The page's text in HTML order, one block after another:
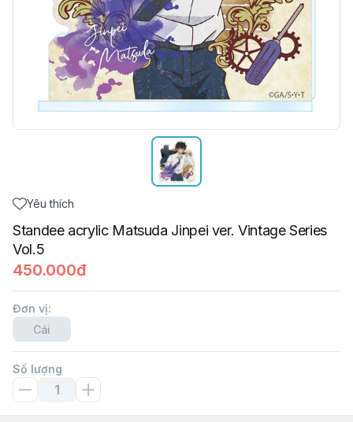
Yêu thích
Standee acrylic Matsuda Jinpei ver. Vintage Series
Vol.5
450.000đ
Đơn vị:
Cái
Số lượng